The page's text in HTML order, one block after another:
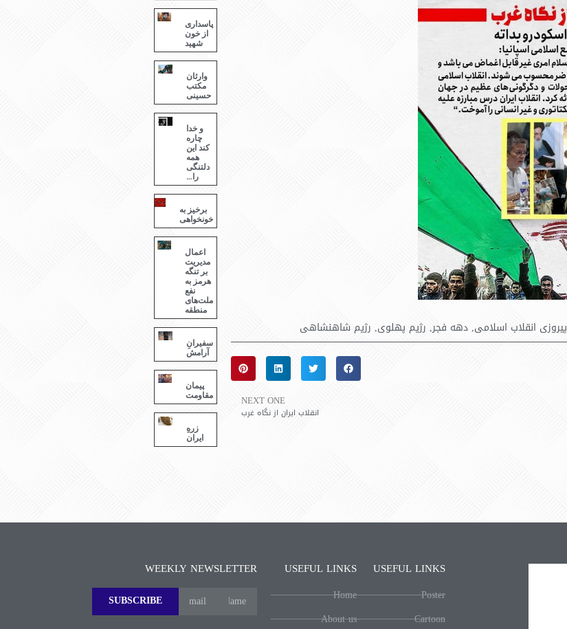
پیروزی انقلاب اسلامی,دهه فجر, رژیم پهلوی, رژیم شاهنشاهی
NEXT ONE
انقلاب ایران از نگاه غرب
پاسداری
از خون
شهید
وارثان
مکتب
حسینی
و خدا
چاره
کند این
همه
دلتنگی
را…
برخیز به
خونخواهی
اعمال
مدیریت
بر تنگه
هرمز به
نفع
ملت‌های
منطقه
سفیرانِ
آرامش
پیمان
مقاومت
زرهِ
ایران
USEFUL LINKS
Poster
Cartoon
USEFUL LINKS
Home
About us
WEEKLY NEWSLETTER
SUBSCRIBE